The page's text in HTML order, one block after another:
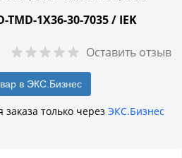
TMD-1X36-30-7035 / IEK
Оставить отзыв
в ЭКС.Бизнес
заказа только через ЭКС.Бизнес